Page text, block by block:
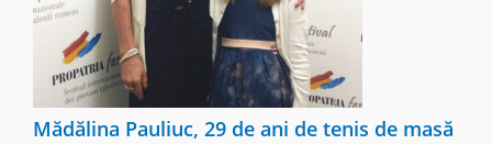
Mădălina Pauliuc, 29 de ani de tenis de masă